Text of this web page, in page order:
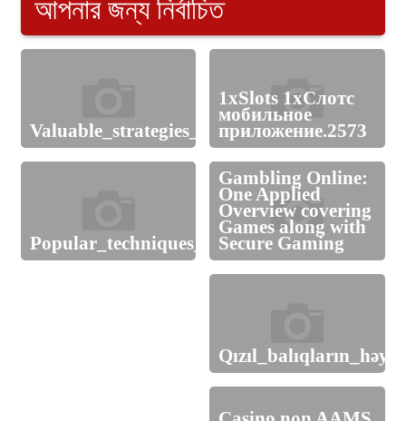
আপনার জন্য নির্বাচিত
1xSlots 1хСлотс
мобильное
приложение.2573
Gambling Online:
One Applied
Overview covering
Games along with
Secure Gaming